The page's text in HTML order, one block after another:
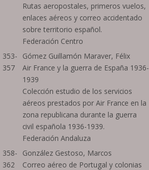
Rutas aeropostales, primeros vuelos,
enlaces aéreos y correo accidentado
sobre territorio español.
Federación Centro
353-
357
Gómez Guillamón Maraver, Félix
Air France y la guerra de España 1936-
1939
Colección estudio de los servicios
aéreos prestados por Air France en la
zona republicana durante la guerra
civil española 1936-1939.
Federación Andaluza
358-
362
González Gestoso, Marcos
Correo aéreo de Portugal y colonias